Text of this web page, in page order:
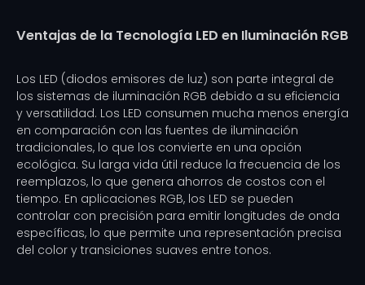
Ventajas de la Tecnología LED en Iluminación RGB
Los LED (diodos emisores de luz) son parte integral de
los sistemas de iluminación RGB debido a su eficiencia
y versatilidad. Los LED consumen mucha menos energía
en comparación con las fuentes de iluminación
tradicionales, lo que los convierte en una opción
ecológica. Su larga vida útil reduce la frecuencia de los
reemplazos, lo que genera ahorros de costos con el
tiempo. En aplicaciones RGB, los LED se pueden
controlar con precisión para emitir longitudes de onda
específicas, lo que permite una representación precisa
del color y transiciones suaves entre tonos.